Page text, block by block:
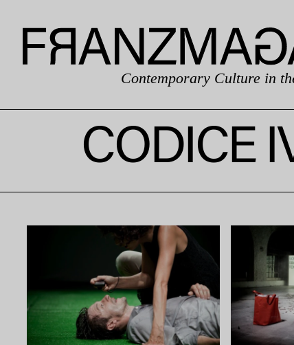
Contemporary Culture in
CODICE